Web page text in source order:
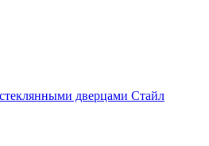
дверцами Стайл